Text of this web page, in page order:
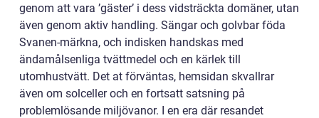
genom att vara ’gäster’ i dess vidsträckta domäner, utan
även genom aktiv handling. Sängar och golvbar föda
Svanen-märkna, och indisken handskas med
ändamålsenliga tvättmedel och en kärlek till
utomhustvätt. Det at förväntas, hemsidan skvallrar
även om solceller och en fortsatt satsning på
problemlösande miljövanor. I en era där resandet